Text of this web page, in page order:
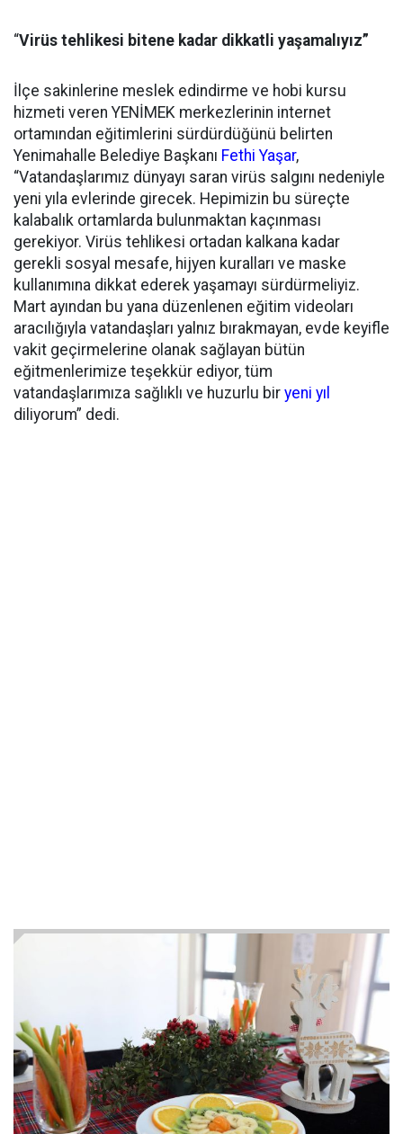
“Virüs tehlikesi bitene kadar dikkatli yaşamalıyız”
İlçe sakinlerine meslek edindirme ve hobi kursu
hizmeti veren YENİMEK merkezlerinin internet
ortamından eğitimlerini sürdürdüğünü belirten
Yenimahalle Belediye Başkanı Fethi Yaşar,
“Vatandaşlarımız dünyayı saran virüs salgını nedeniyle
yeni yıla evlerinde girecek. Hepimizin bu süreçte
kalabalık ortamlarda bulunmaktan kaçınması
gerekiyor. Virüs tehlikesi ortadan kalkana kadar
gerekli sosyal mesafe, hijyen kuralları ve maske
kullanımına dikkat ederek yaşamayı sürdürmeliyiz.
Mart ayından bu yana düzenlenen eğitim videoları
aracılığıyla vatandaşları yalnız bırakmayan, evde keyifle
vakit geçirmelerine olanak sağlayan bütün
eğitmenlerimize teşekkür ediyor, tüm
vatandaşlarımıza sağlıklı ve huzurlu bir yeni yıl
diliyorum” dedi.